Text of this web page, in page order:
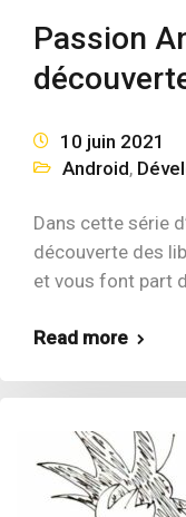
Passion
10 juin 2021
Android,
Dans cette série
découverte des
et vous font part
Read more